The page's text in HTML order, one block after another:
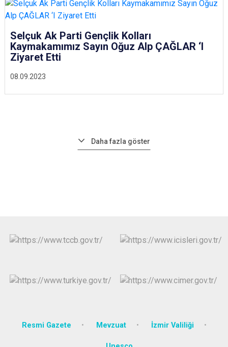
08.09.2023
Selçuk Ak Parti Gençlik Kolları
Kaymakamımız Sayın Oğuz Alp ÇAĞLAR ‘I
Ziyaret Etti
Daha fazla göster
Resmi Gazete Mevzuat İzmir Valiliği